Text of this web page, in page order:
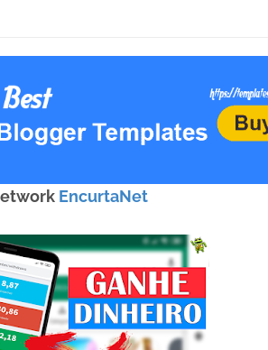
EncurtaNet